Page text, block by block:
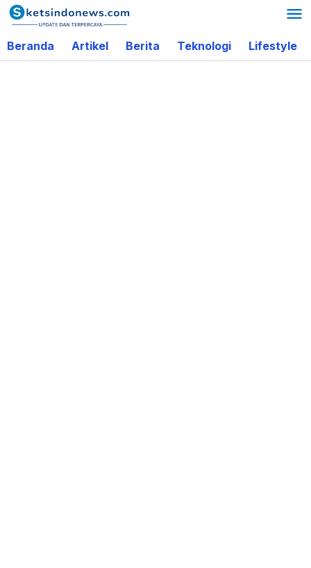
Lewati
ke
konten
Beranda Artikel Berita Teknologi Lifestyle